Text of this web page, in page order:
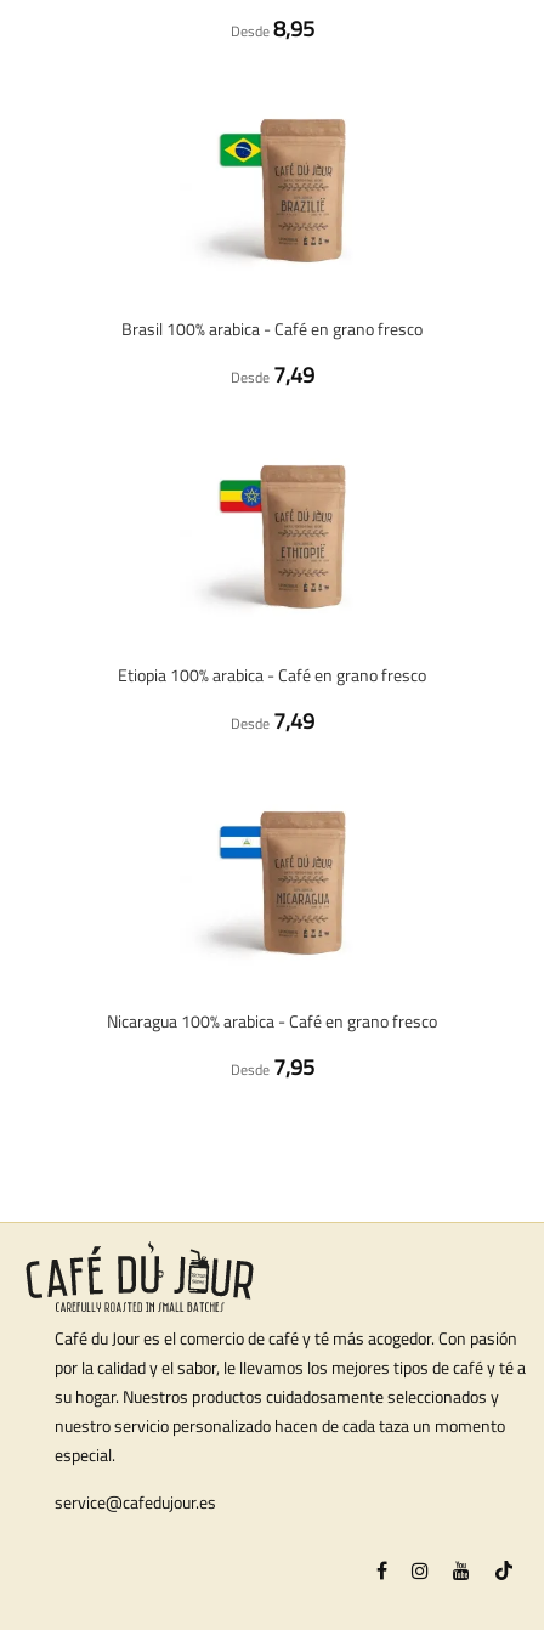
Desde8,95
Brasil 100% arabica - Café en grano fresco
Desde 7,49
Etiopia 100% arabica - Café en grano fresco
Desde 7,49
Nicaragua 100% arabica - Café en grano fresco
Desde 7,95
Café du Jour es el comercio de café y té más acogedor. Con pasión
por la calidad y el sabor, le llevamos los mejores tipos de café y té a
su hogar. Nuestros productos cuidadosamente seleccionados y
nuestro servicio personalizado hacen de cada taza un momento
especial.
service@cafedujour.es